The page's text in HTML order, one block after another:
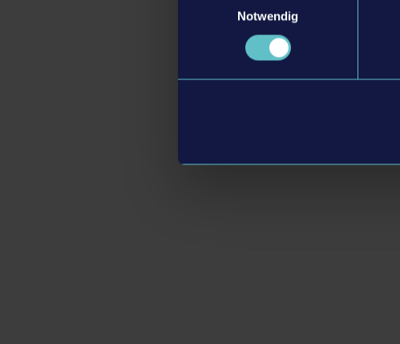
Notwendig
einen Ort unterstützen, an
zusammenkommen können
sich frei austauschen
eine unglaublich wichtige